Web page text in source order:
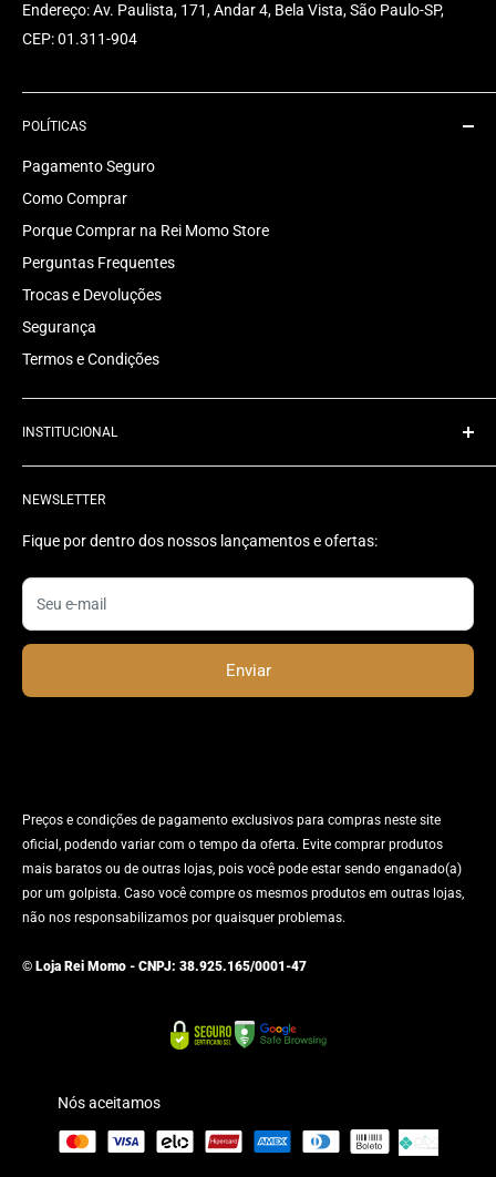
Endereço: Av. Paulista, 171, Andar 4, Bela Vista, São Paulo-SP,
CEP: 01.311-904
POLÍTICAS
Pagamento Seguro
Como Comprar
Porque Comprar na Rei Momo Store
Perguntas Frequentes
Trocas e Devoluções
Segurança
Termos e Condições
INSTITUCIONAL
Quem Somos
Rastrear Pedido
Contato
NEWSLETTER
Fique por dentro dos nossos lançamentos e ofertas:
Seu e-mail
Enviar
Preços e condições de pagamento exclusivos para compras neste site
oficial, podendo variar com o tempo da oferta. Evite comprar produtos
mais baratos ou de outras lojas, pois você pode estar sendo enganado(a)
por um golpista. Caso você compre os mesmos produtos em outras lojas,
não nos responsabilizamos por quaisquer problemas.
© Loja Rei Momo - CNPJ: 38.925.165/0001-47
Nós aceitamos